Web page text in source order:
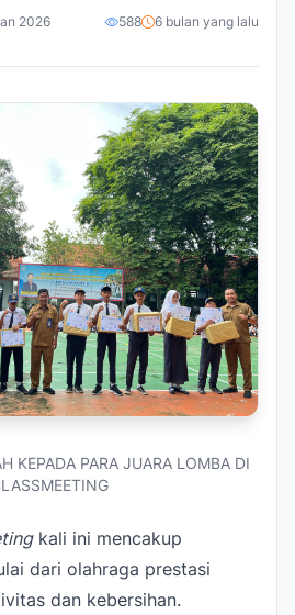
2026 588 6 bulan yang lalu
KEPADA PARA JUARA LOMBA DI
kali ini mencakup
dari olahraga prestasi
dan kebersihan.